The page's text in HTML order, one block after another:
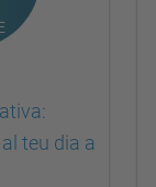
teu dia a